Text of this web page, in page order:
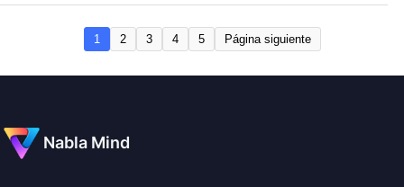
1 2 3 4 5 Página siguiente
Nabla Mind